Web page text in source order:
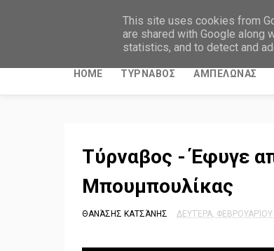
ΤΥΡΝΑΒΙΤΙΚΑ ΝΕΑ
HOME ΤΥΡΝΑΒΟΣ ΑΜΠΕΛΩΝΑΣ
Τύρναβος - Έφυγε
Μπουμπουλίκας
ΘΑΝΆΣΗΣ ΚΑΤΣΆΝΗΣ ΔΕΥΤΈΡΑ, ΦΕΒΡΟΥΑΡΊΟΥ
This site uses cookies from
are shared with Google along
statistics, and to detect and